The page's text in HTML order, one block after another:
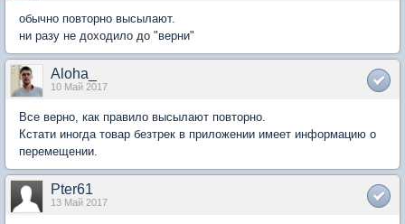
обычно повторно высылают.
ни разу не доходило до "верни"
Aloha_
10 Май 2017
Все верно, как правило высылают повторно.
Кстати иногда товар безтрек в приложении имеет информацию о
перемещении.
Pter61
13 Май 2017